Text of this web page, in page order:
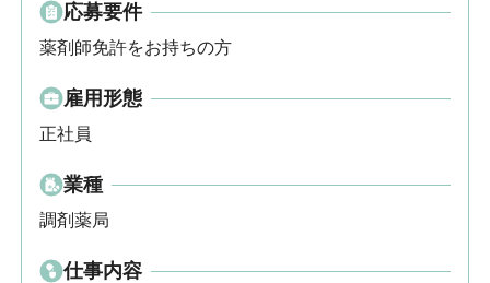
応募要件
薬剤師免許をお持ちの方
雇用形態
正社員
業種
調剤薬局
仕事内容